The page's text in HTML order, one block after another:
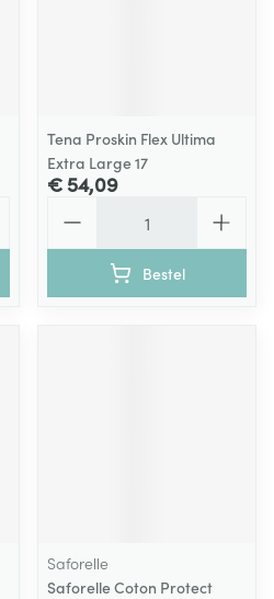
Tena Proskin Flex Ultima
Extra Large 17
€ 54,09
Bestel
Saforelle
Saforelle Coton Protect